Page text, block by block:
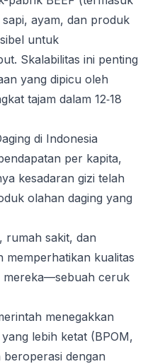
ayam, dan produk
untuk
Skalabilitas ini penting
yang dipicu oleh
tajam dalam 12‑18
di Indonesia
per kapita,
kesadaran gizi telah
olahan daging yang
rumah sakit, dan
memperhatikan kualitas
mereka—sebuah ceruk
menegakkan
lebih ketat (BPOM,
beroperasi dengan